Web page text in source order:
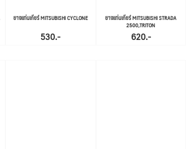
ยางแท่นเกียร์ MITSUBISHI CYCLONE
530.-
ยางแท่นเกียร์ MITSUBISHI STRADA
2500,TRITON
620.-